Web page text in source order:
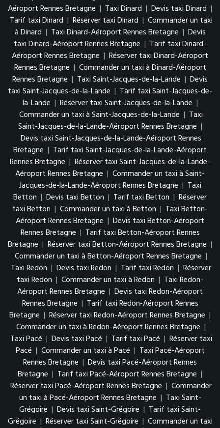
Aéroport Rennes Bretagne | Taxi Dinard | Devis taxi Dinard |
Tarif taxi Dinard | Réserver taxi Dinard | Commander un taxi
à Dinard | Taxi Dinard-Aéroport Rennes Bretagne | Devis
taxi Dinard-Aéroport Rennes Bretagne | Tarif taxi Dinard-
Aéroport Rennes Bretagne | Réserver taxi Dinard-Aéroport
Rennes Bretagne | Commander un taxi à Dinard-Aéroport
Rennes Bretagne | Taxi Saint-Jacques-de-la-Lande | Devis
taxi Saint-Jacques-de-la-Lande | Tarif taxi Saint-Jacques-de-
la-Lande | Réserver taxi Saint-Jacques-de-la-Lande |
Commander un taxi à Saint-Jacques-de-la-Lande | Taxi
Saint-Jacques-de-la-Lande-Aéroport Rennes Bretagne |
Devis taxi Saint-Jacques-de-la-Lande-Aéroport Rennes
Bretagne | Tarif taxi Saint-Jacques-de-la-Lande-Aéroport
Rennes Bretagne | Réserver taxi Saint-Jacques-de-la-Lande-
Aéroport Rennes Bretagne | Commander un taxi à Saint-
Jacques-de-la-Lande-Aéroport Rennes Bretagne | Taxi
Betton | Devis taxi Betton | Tarif taxi Betton | Réserver
taxi Betton | Commander un taxi à Betton | Taxi Betton-
Aéroport Rennes Bretagne | Devis taxi Betton-Aéroport
Rennes Bretagne | Tarif taxi Betton-Aéroport Rennes
Bretagne | Réserver taxi Betton-Aéroport Rennes Bretagne |
Commander un taxi à Betton-Aéroport Rennes Bretagne |
Taxi Redon | Devis taxi Redon | Tarif taxi Redon | Réserver
taxi Redon | Commander un taxi à Redon | Taxi Redon-
Aéroport Rennes Bretagne | Devis taxi Redon-Aéroport
Rennes Bretagne | Tarif taxi Redon-Aéroport Rennes
Bretagne | Réserver taxi Redon-Aéroport Rennes Bretagne |
Commander un taxi à Redon-Aéroport Rennes Bretagne |
Taxi Pacé | Devis taxi Pacé | Tarif taxi Pacé | Réserver taxi
Pacé | Commander un taxi à Pacé | Taxi Pacé-Aéroport
Rennes Bretagne | Devis taxi Pacé-Aéroport Rennes
Bretagne | Tarif taxi Pacé-Aéroport Rennes Bretagne |
Réserver taxi Pacé-Aéroport Rennes Bretagne | Commander
un taxi à Pacé-Aéroport Rennes Bretagne | Taxi Saint-
Grégoire | Devis taxi Saint-Grégoire | Tarif taxi Saint-
Grégoire | Réserver taxi Saint-Grégoire | Commander un taxi